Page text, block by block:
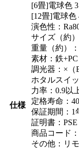
仕様
[6畳]電球色
[12畳]電球色
演色性：
サイズ（約
重量（約）
素材：鉄+PC
調光器：×（
ホタルスイ
力率：0.9以
定格寿命：
保証期間：1
証明書：PSE
商品コード
その他：リ